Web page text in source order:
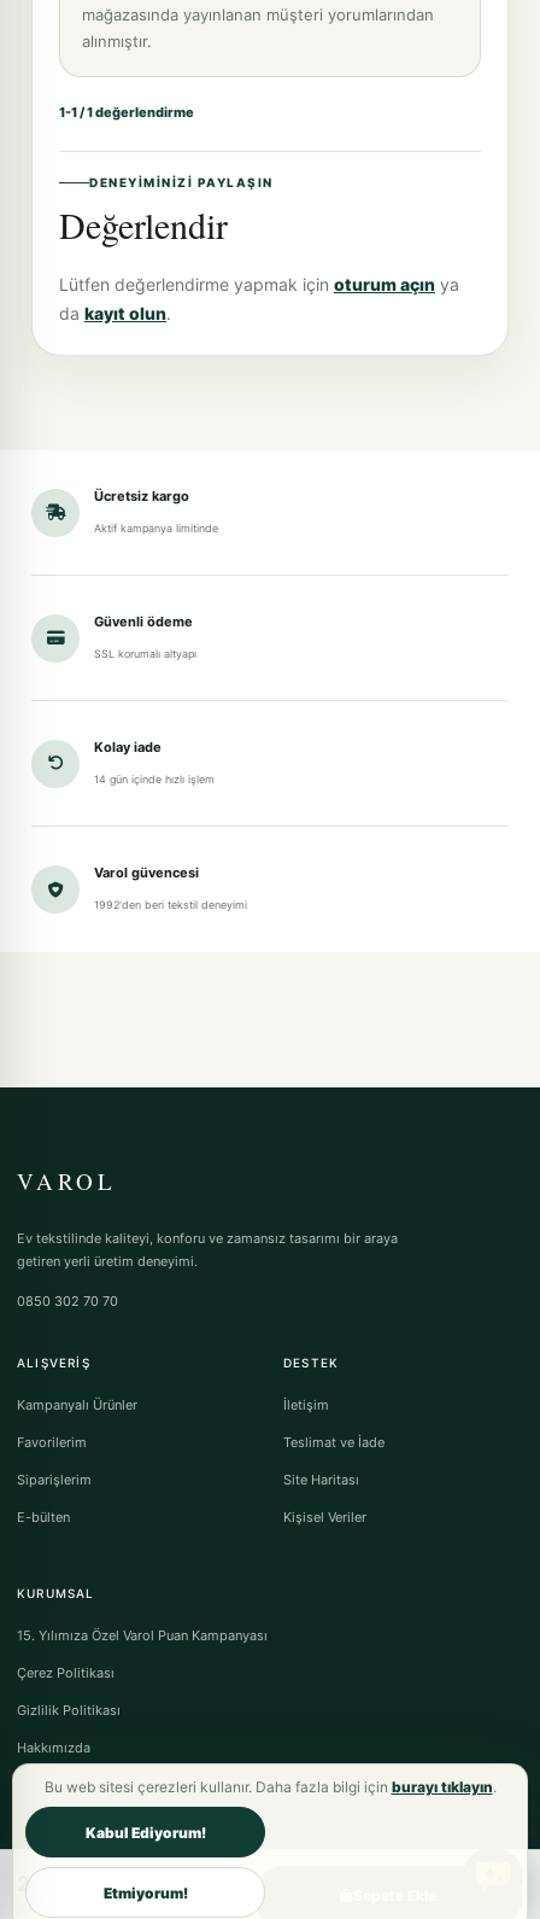
mağazasında yayınlanan müşteri yorumlarından
alınmıştır.
1-1 / 1 değerlendirme
DENEYIMINIZI PAYLAŞIN
Değerlendir
Lütfen değerlendirme yapmak için oturum açın ya
da kayıt olun.
Ücretsiz kargo
Aktif kampanya limitinde
Güvenli ödeme
SSL korumalı altyapı
Kolay iade
14 gün içinde hızlı işlem
Varol güvencesi
1992'den beri tekstil deneyimi
2.499,00TL
%30 fiyat avantajı
VAROL
Ev tekstilinde kaliteyi, konforu ve zamansız tasarımı bir araya
getiren yerli üretim deneyimi.
0850 302 70 70
ALIŞVERIŞ
Kampanyalı Ürünler
Favorilerim
Siparişlerim
E-bülten
DESTEK
İletişim
Teslimat ve İade
Site Haritası
Kişisel Veriler
KURUMSAL
15. Yılımıza Özel Varol Puan Kampanyası
Çerez Politikası
Gizlilik Politikası
Hakkımızda
Varol Tekstil Ev Tekstili © 2026 - Tüm Hakları Saklıdır.
Mesafeli Satış Sözleşmesi·Ön Bilgilendirme Formu
Bu web sitesi çerezleri kullanır. Daha fazla bilgi için burayı tıklayın.
Kabul Ediyorum!
Etmiyorum!